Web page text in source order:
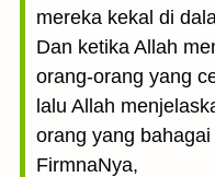
mereka kekal di
Dan ketika Allah
orang-orang yang
lalu Allah
orang yang
FirmnaNya,